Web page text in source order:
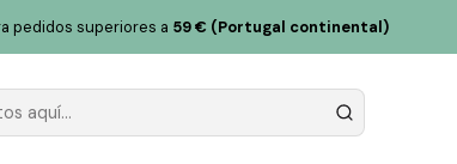
pedidos superiores a 59 € (Portugal continental)
Vinho Verde Rosé 75cl
Sunny Rosé